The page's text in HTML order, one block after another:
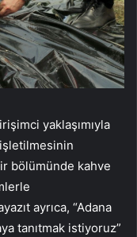
yaklaşımıyla
bölümünde kahve
ayrıca, “Adana
tanıtmak istiyoruz”